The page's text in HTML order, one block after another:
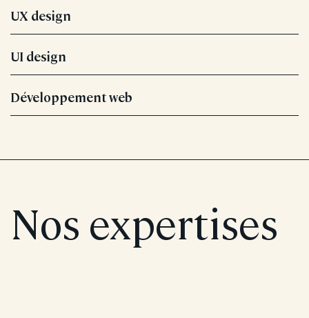
UX design
UI design
Développement web
Nos expertises